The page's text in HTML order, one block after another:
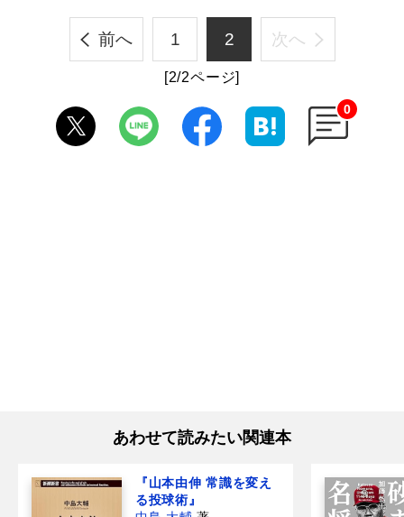
前へ 1 2 次へ
[2/2ページ]
0
あわせて読みたい関連本
『山本由伸 常識を変え
る投球術』